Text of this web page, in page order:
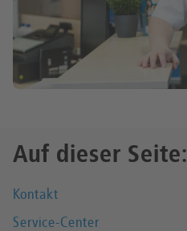
Auf dieser Seite:
Kontakt
Service-Center